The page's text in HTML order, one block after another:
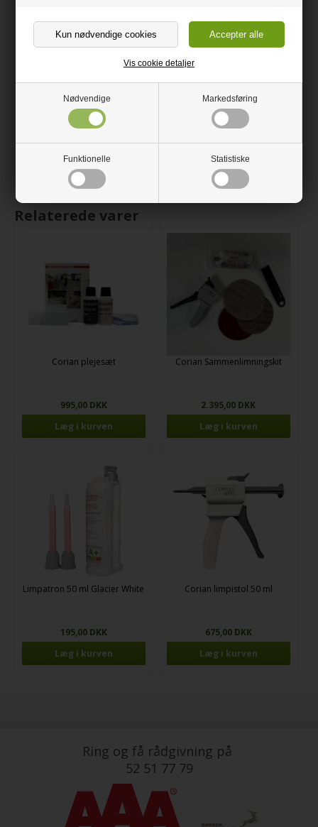
Nødvendige Markedsføring
Funktionelle Statistiske
Vis cookie detaljer
cirkelbevægelser, skylle efter med vand og efterfølgende tørre
af. Ved fastsiddende pletter, start med vand og en blød klud, og
overgå til mild skurecreme ved behov, fortsæt med lette
Undgå brug af hårde slibemidler og grove skuresvampe, da de
kan ridse overfladen; disse bør kun anvendes som en sidste
udvej til genstridige pletter og med forsigtighed. Fjern straks
skadelige kemikalier, og undgå at placere meget varme
genstande direkte på vasken for at forhindre skader. Mindre
ridser kan poleres væk med en fin svamp, mens større
reparationer kræver en professionels ekspertise.
Relaterede varer
Corian plejesæt
995,00 DKK
Corian Sammenlimningskit
2.395,00 DKK
Limpatron 50 ml Glacier White
195,00 DKK
Corian limpistol 50 ml
675,00 DKK
Ring og få rådgivning på
52 51 77 79